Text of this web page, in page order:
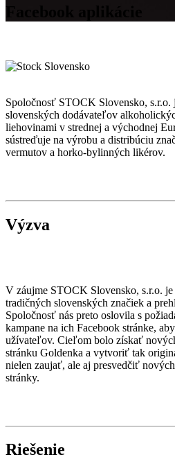
Spoločnosť STOCK Slovensko, s.r.o.
slovenských dodávateľov
liehovinami v strednej a východnej
sústreďuje na výrobu a distribúciu
vermutov a horko-bylinných likérov.
Výzva
V záujme STOCK Slovensko, s.r.o.
tradičných slovenských značiek a
Spoločnosť nás preto oslovila s
kampane na ich Facebook stránke,
užívateľov. Cieľom bolo získať
stránku Goldenka a vytvoriť tak
nielen zaujať, ale aj presvedčiť
stránky.
Riešenie